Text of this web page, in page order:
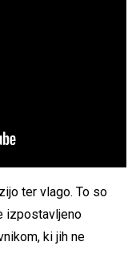
ter vlago. To so
izpostavljeno
ki jih ne